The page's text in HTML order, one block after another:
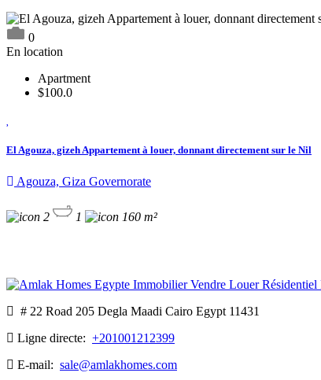
0
En location
Apartment
$100.0
El Agouza, gizeh Appartement à louer, donnant directement sur le Nil
Agouza, Giza Governorate
2 1 160 m²
# 22 Road 205 Degla Maadi Cairo Egypt 11431
Ligne directe: +201001212399
E-mail: sale@amlakhomes.com